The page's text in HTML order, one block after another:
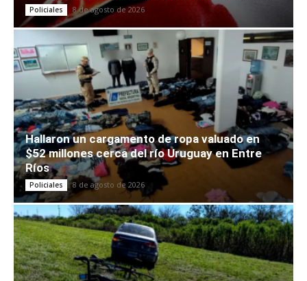
Policiales 8 de agosto de 2026
Hallaron un cargamento de ropa valuado en
$52 millones cerca del río Uruguay en Entre
Ríos
Policiales 8 de agosto de 2026